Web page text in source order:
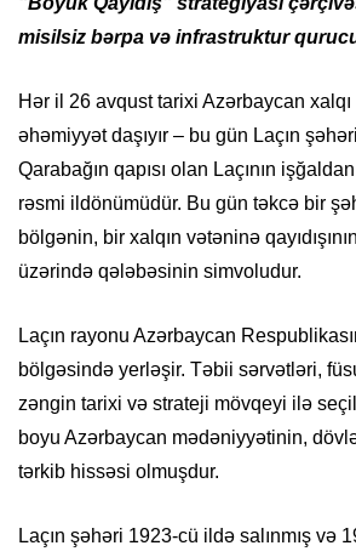
misilsiz bərpa və infrastruktur
Hər il 26 avqust tarixi Azərbaycan
əhəmiyyət daşıyır – bu gün Laçın
Qarabağın qapısı olan Laçının
rəsmi ildönümüdür. Bu gün təkcə bir
bölgənin, bir xalqın vətəninə
üzərində qələbəsinin simvoludur.
Laçın rayonu Azərbaycan
bölgəsində yerləşir. Təbii sərvətləri,
zəngin tarixi və strateji mövqeyi ilə
boyu Azərbaycan mədəniyyətinin,
tərkib hissəsi olmuşdur.
Laçın şəhəri 1923-cü ildə salınmış və